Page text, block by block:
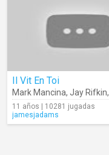
Il Vit En Toi
Mark Mancina, Jay Rifkin,
11 años | 10281 jugadas
jamesjadams